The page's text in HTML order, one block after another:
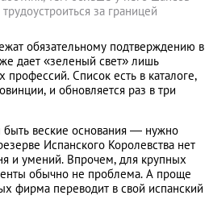
за границей
обязательному подтверждению в
дает «зеленый свет» лишь
Список есть в каталоге,
и обновляется раз в три
веские основания — нужно
Испанского Королевства нет
и умений. Впрочем, для крупных
обычно не проблема. А проще
фирма переводит в свой испанский